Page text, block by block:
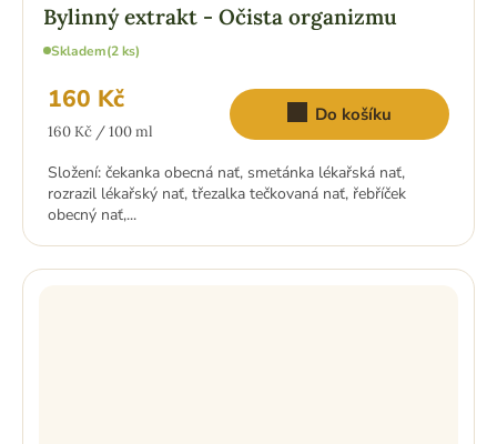
Bylinný extrakt - Očista organizmu
Skladem(2 ks)
160 Kč
Měrná
160 Kč / 100 ml
Do košíku
Složení: čekanka obecná nať, smetánka lékařská nať,
rozrazil lékařský nať, třezalka tečkovaná nať, řebříček
obecný nať,...